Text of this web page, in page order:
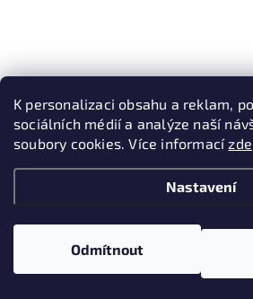
K personalizaci obsahu a reklam,
sociálních médií a analýze naší
soubory cookies. Více informacízde
Nastavení
Odmítnout